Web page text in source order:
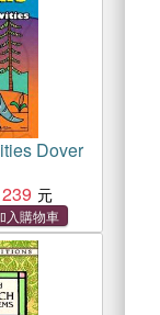
Dover
239